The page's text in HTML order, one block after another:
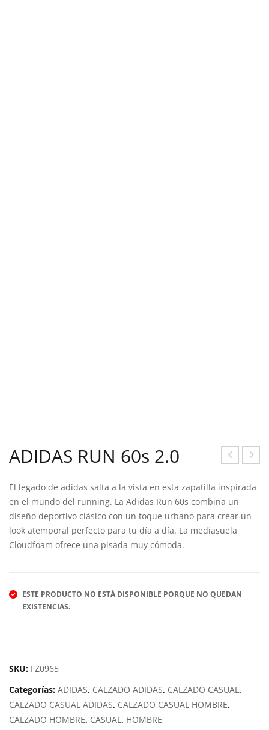
N
SMI
TH
SA
-
ADIDAS RUN 60s 2.0
El legado de adidas salta a la vista en esta zapatilla inspirada
en el mundo del running. La Adidas Run 60s combina un
diseño deportivo clásico con un toque urbano para crear un
look atemporal perfecto para tu día a día. La mediasuela
Cloudfoam ofrece una pisada muy cómoda.
ESTE PRODUCTO NO ESTÁ DISPONIBLE PORQUE NO QUEDAN
EXISTENCIAS.
SKU: FZ0965
Categorías: ADIDAS, CALZADO ADIDAS, CALZADO CASUAL,
CALZADO CASUAL ADIDAS, CALZADO CASUAL HOMBRE,
CALZADO HOMBRE, CASUAL, HOMBRE